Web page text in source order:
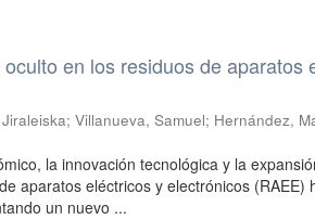
en los residuos de aparatos
;Villanueva, Samuel; Hernández,
la innovación tecnológica y la
aparatos eléctricos y electrónicos (RAEE)
un nuevo ...